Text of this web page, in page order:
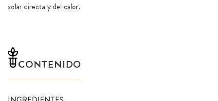
solar directa y del calor.
CONTENIDO